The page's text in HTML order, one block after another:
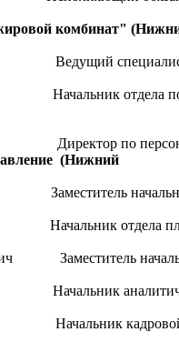
комбинат"
Ведущий
Начальник отдела
Директор по
(Нижний
Заместитель
отдела
Заместитель
Начальник
Начальник